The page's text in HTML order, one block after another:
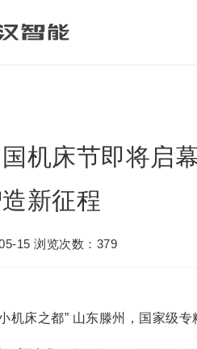
机床节即将启
新征程
15 浏览次数：379
机床之都” 山东滕州，国家级